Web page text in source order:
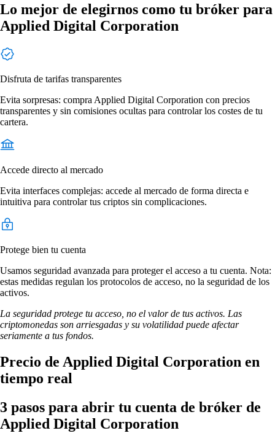
Lo mejor de elegirnos como tu bróker para
Applied Digital Corporation
Disfruta de tarifas transparentes
Evita sorpresas: compra Applied Digital Corporation con precios
transparentes y sin comisiones ocultas para controlar los costes de tu
cartera.
Accede directo al mercado
Evita interfaces complejas: accede al mercado de forma directa e
intuitiva para controlar tus criptos sin complicaciones.
Protege bien tu cuenta
Usamos seguridad avanzada para proteger el acceso a tu cuenta. Nota:
estas medidas regulan los protocolos de acceso, no la seguridad de los
activos.
La seguridad protege tu acceso, no el valor de tus activos. Las
criptomonedas son arriesgadas y su volatilidad puede afectar
seriamente a tus fondos.
Precio de Applied Digital Corporation en
tiempo real
3 pasos para abrir tu cuenta de bróker de
Applied Digital Corporation